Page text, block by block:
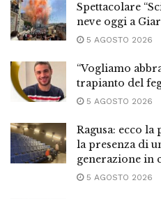
Spettacolare
neve oggi a
5 AGOSTO 2026
“Vogliamo
trapianto del
5 AGOSTO 2026
Ragusa: ecco
la presenza di
generazione in
5 AGOSTO 2026